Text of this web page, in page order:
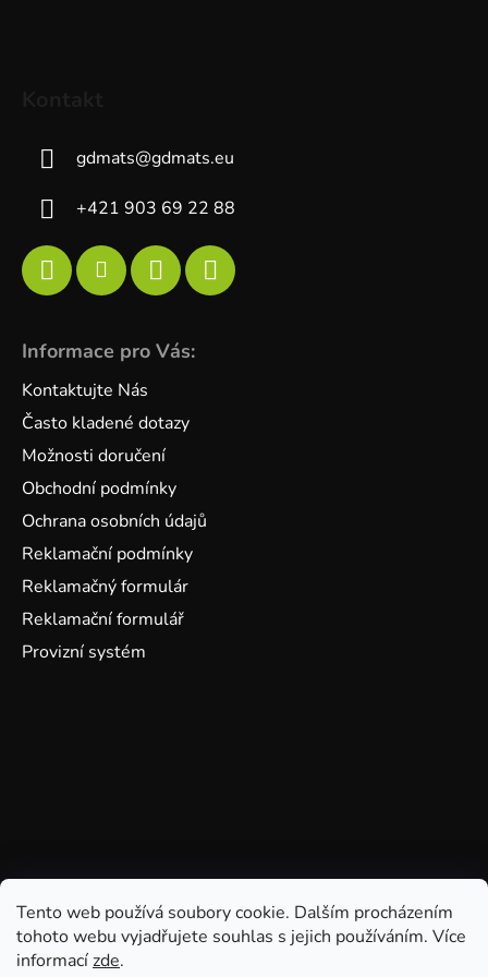
Tento web používá soubory cookie. Dalším procházením
tohoto webu vyjadřujete souhlas s jejich používáním. Více
informacízde.
gdmats@gdmats.eu
+421 903 69 22 88
Informace pro Vás:
Kontaktujte Nás
Často kladené dotazy
Možnosti doručení
Obchodní podmínky
Ochrana osobních údajů
Reklamační podmínky
Reklamačný formulár
Reklamační formulář
Provizní systém